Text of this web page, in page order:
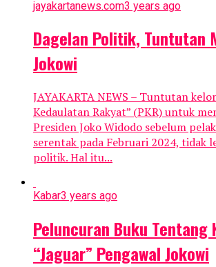
jayakartanews.com3 years ago
Dagelan Politik, Tuntutan
Jokowi
JAYAKARTA NEWS – Tuntutan
Kedaulatan Rakyat” (PKR) untuk
Presiden Joko Widodo sebelum
serentak pada Februari 2024, tidak
politik. Hal itu...
Kabar3 years ago
Peluncuran Buku Tentang
“Jaguar” Pengawal Jokowi